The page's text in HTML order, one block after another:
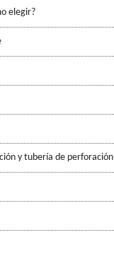
elegir?
y tubería de perforación